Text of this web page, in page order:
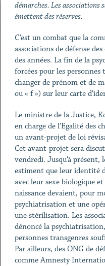
démarches. Les
émettent des réserves.
C’est un combat que la
associations de défense
des années. La fin de la
forcées pour les
changer de prénom et de
ou « f ») sur leur carte
Le ministre de la Justice,
en charge de l’Egalité des
un avant-projet de loi
Cet avant-projet sera
vendredi. Jusqu’à présent,
estiment que leur identité
avec leur sexe biologique
naissance devaient, pour
psychiatrisation et une
une stérilisation. Les
dénoncé la
personnes transgenres
Par ailleurs, des ONG de
comme Amnesty